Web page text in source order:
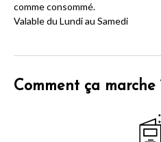
comme consommé.
Valable du Lundi au Samedi
Comment ça marche